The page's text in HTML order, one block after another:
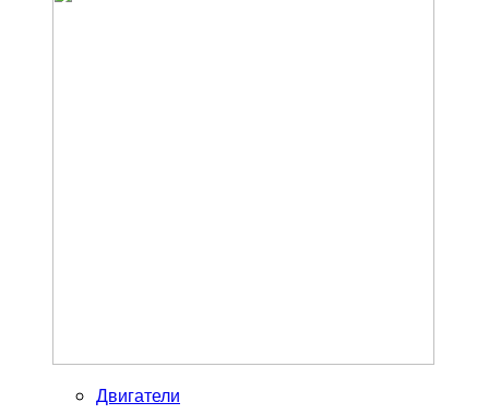
Двигатели